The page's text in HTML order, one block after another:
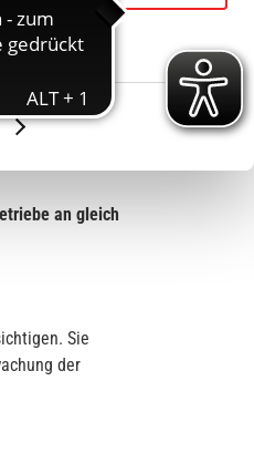
Zurück
an gleich
Sie
der